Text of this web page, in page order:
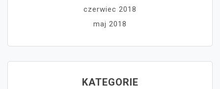
czerwiec 2018
maj 2018
KATEGORIE